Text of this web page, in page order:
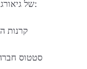
בנוסף לכך, לאחרונה יושמו בעקבות משטרים מיוחדים לרישום חברות LLC / JSC של גיאורגיה:
קרנות